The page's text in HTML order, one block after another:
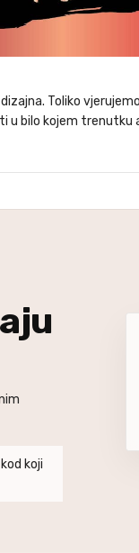
Toliko
u bilo kojem trenutku
koji